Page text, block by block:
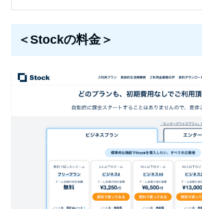
＜Stockの料金＞